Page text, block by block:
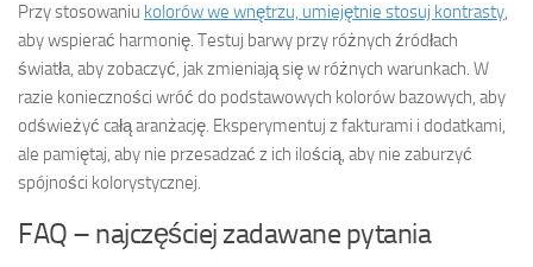
Przy stosowaniu kolorów we wnętrzu, umiejętnie stosuj kontrasty,
aby wspierać harmonię. Testuj barwy przy różnych źródłach
światła, aby zobaczyć, jak zmieniają się w różnych warunkach. W
razie konieczności wróć do podstawowych kolorów bazowych, aby
odświeżyć całą aranżację. Eksperymentuj z fakturami i dodatkami,
ale pamiętaj, aby nie przesadzać z ich ilością, aby nie zaburzyć
spójności kolorystycznej.
FAQ – najczęściej zadawane pytania